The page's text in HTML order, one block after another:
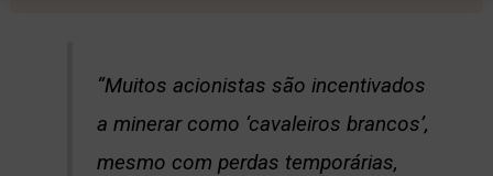
“Muitos acionistas são incentivados
a minerar como ‘cavaleiros brancos’,
mesmo com perdas temporárias,